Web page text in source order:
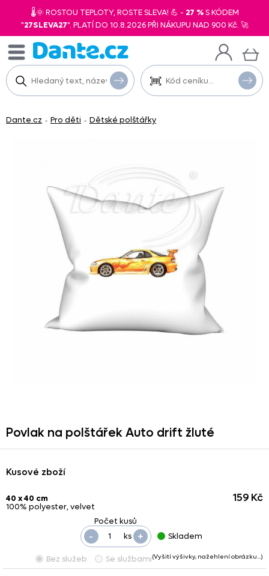
🌡️🌞 ROSTOU TEPLOTY, ROSTE SLEVA! 💪 - 27 %S KÓDEM
"27SLEVA27". PLATÍ DO 10.8.2026 PŘI NÁKUPU NAD 900 Kč. 🚀
Dante.cz - Pro děti - Dětské polštářky
Povlak na polštářek Auto drift žluté
Kusové zboží
40 x 40 cm
100% polyester, velvet
ks +
-
159 Kč
Skladem
Bez služeb Se službami(Vyšití výšivky, nažehlení obrázku…)